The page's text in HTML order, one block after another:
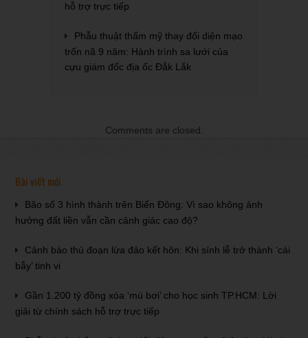
hỗ trợ trực tiếp
Phẫu thuật thẩm mỹ thay đổi diện mạo
trốn nã 9 năm: Hành trình sa lưới của
cựu giám đốc địa ốc Đắk Lắk
Comments are closed.
Bài viết mới
Bão số 3 hình thành trên Biển Đông: Vì sao không ảnh
hưởng đất liền vẫn cần cảnh giác cao độ?
Cảnh báo thủ đoạn lừa đảo kết hôn: Khi sính lễ trở thành ‘cái
bẫy’ tinh vi
Gần 1.200 tỷ đồng xóa ‘mù bơi’ cho học sinh TP.HCM: Lời
giải từ chính sách hỗ trợ trực tiếp